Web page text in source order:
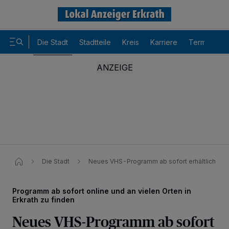
Die Stadt Stadtteile Kreis Karriere Termine
Die Stadt Neues VHS-Programm ab sofort erhältlich
Programm ab sofort online und an vielen Orten in
Erkrath zu finden
Neues VHS-Programm ab sofort